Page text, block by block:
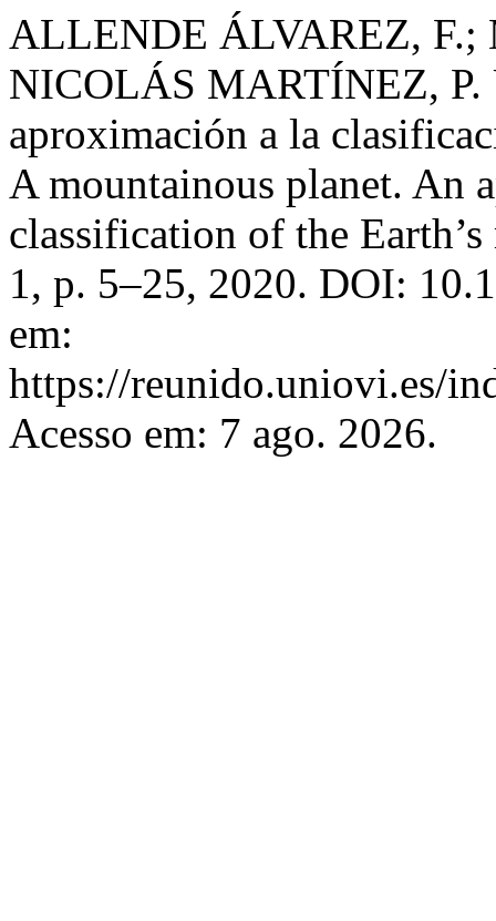
ALLENDE ÁLVAREZ,
NICOLÁS MARTÍNEZ, P.
aproximación a la
A mountainous planet. An
classification of the
1, p. 5–25, 2020. DOI:
em:
https://reunido.uniovi.es/
Acesso em: 7 ago. 2026.